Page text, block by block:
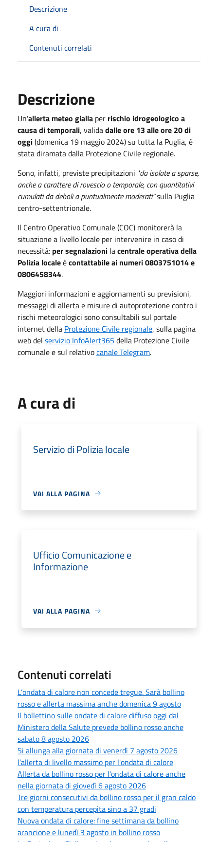
Descrizione
A cura di
Contenuti correlati
Descrizione
Un'allerta meteo gialla per rischio idrogeologico a
causa di temporali, validadalle ore 13 alle ore 20 di
oggi(domenica 19 maggio 2024) su tutta la Puglia, è
stata diramata dalla Protezione Civile regionale.
Sono, infatti, previste precipitazioni "da isolate a sparse,
anche a carattere di rovescio o temporale, con quantitativi
cumulati da deboli a puntualmente moderati”sulla Puglia
centro-settentrionale.
Il Centro Operativo Comunale (COC) monitorerà la
situazione a livello locale per intervenire in caso di
necessità: per segnalazioni lacentrale operativa della
Polizia localeècontattabile ai numeri 0803751014 e
0806458344.
Maggiori informazioni e aggiornamenti su previsioni,
messaggi di allerta e misure di autoprotezione contro i
rischi meteorologici sono consultabili sul portale
internet della Protezione Civile regionale, sulla pagina
web del servizio InfoAlert365 della Protezione Civile
comunale e sul relativocanale Telegram.
A cura di
Servizio di Polizia locale
VAI ALLA PAGINA
Ufficio Comunicazione e
Informazione
VAI ALLA PAGINA
Contenuti correlati
L’ondata di calore non concede tregue. Sarà bollino
rosso e allerta massima anche domenica 9 agosto
Il bollettino sulle ondate di calore diffuso oggi dal
Ministero della Salute prevede bollino rosso anche
sabato 8 agosto 2026
Si allunga alla giornata di venerdì 7 agosto 2026
l’allerta di livello massimo per l'ondata di calore
Allerta da bollino rosso per l'ondata di calore anche
nella giornata di giovedì 6 agosto 2026
Tre giorni consecutivi da bollino rosso per il gran caldo
con temperatura percepita sino a 37 gradi
Nuova ondata di calore: fine settimana da bollino
arancione e lunedì 3 agosto in bollino rosso